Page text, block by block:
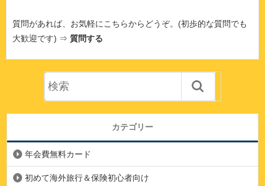
質問があれば、お気軽にこちらからどうぞ。(初歩的な質問でも
大歓迎です) ⇒ 質問する
カテゴリー
年会費無料カード
初めて海外旅行＆保険初心者向け